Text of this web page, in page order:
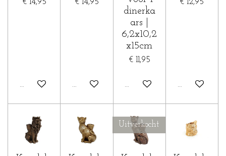
€ 14,95
In winkelwagen
€ 14,95
In winkelwagen
dinerka
ars |
6,2x10,2
x15cm
€ 11,95
Houd mij op de hoogte
€ 12,95
In
Uitverkocht